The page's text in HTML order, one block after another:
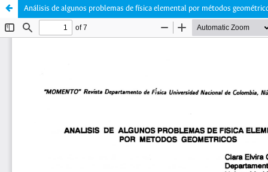
Análisis de algunos problemas de física elemental por métodos